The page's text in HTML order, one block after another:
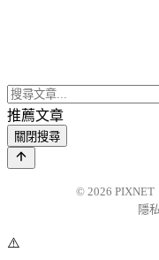
推薦文章
關閉搜尋
© 2026 PIXNET
隱
⚠️